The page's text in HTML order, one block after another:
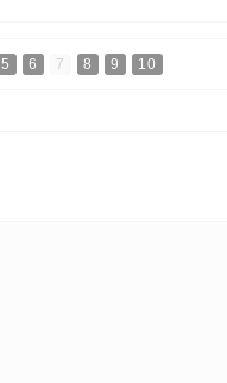
5 6 7 8 9 10